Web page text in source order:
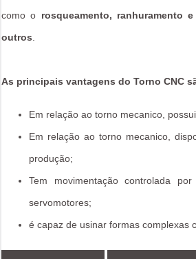
como o rosqueamento, ranhuramento
outros
As principais vantagens do Torno CNC
Em relação ao torno mecanico,
Em relação ao torno mecanico,
produção;
Tem movimentação controlada
servomotores;
é capaz de usinar formas complexas